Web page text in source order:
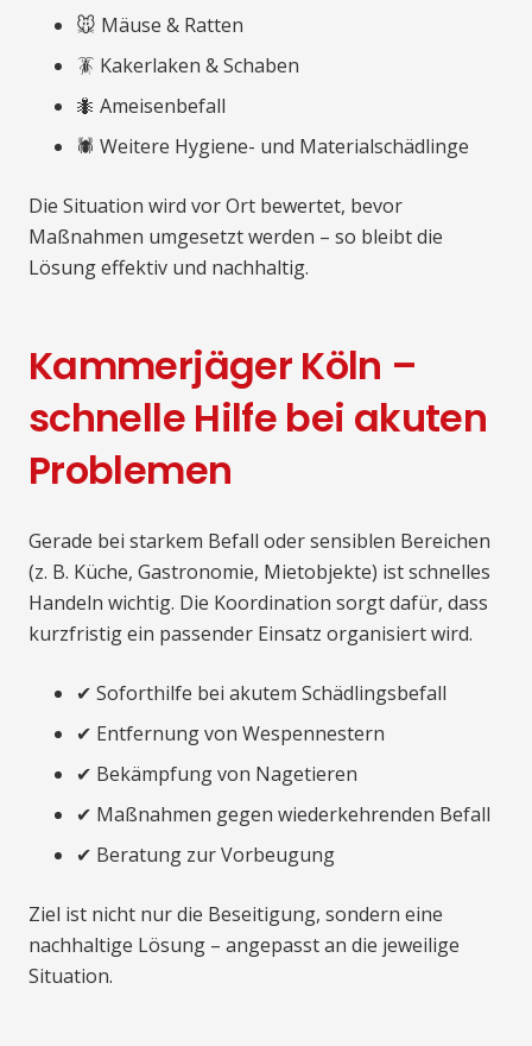
🐭 Mäuse & Ratten
🪳 Kakerlaken & Schaben
🐜 Ameisenbefall
🕷️ Weitere Hygiene- und Materialschädlinge
Die Situation wird vor Ort bewertet, bevor
Maßnahmen umgesetzt werden – so bleibt die
Lösung effektiv und nachhaltig.
Kammerjäger Köln –
schnelle Hilfe bei akuten
Problemen
Gerade bei starkem Befall oder sensiblen Bereichen
(z. B. Küche, Gastronomie, Mietobjekte) ist schnelles
Handeln wichtig. Die Koordination sorgt dafür, dass
kurzfristig ein passender Einsatz organisiert wird.
✔ Soforthilfe bei akutem Schädlingsbefall
✔ Entfernung von Wespennestern
✔ Bekämpfung von Nagetieren
✔ Maßnahmen gegen wiederkehrenden Befall
✔ Beratung zur Vorbeugung
Ziel ist nicht nur die Beseitigung, sondern eine
nachhaltige Lösung – angepasst an die jeweilige
Situation.